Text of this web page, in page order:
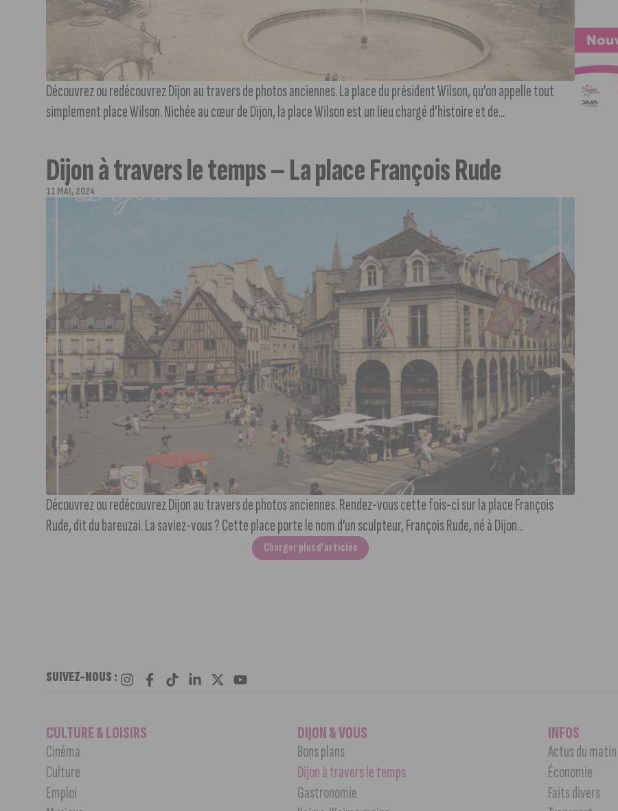
Découvrez ou redécouvrez Dijon au travers de photos anciennes. La place du président Wilson, qu’on appelle tout
simplement place Wilson. Nichée au cœur de Dijon, la place Wilson est un lieu chargé d’histoire et de...
Dijon à travers le temps – La place François Rude
11 MAI, 2024
Découvrez ou redécouvrez Dijon au travers de photos anciennes. Rendez-vous cette fois-ci sur la place François
Rude, dit du bareuzai. La saviez-vous ? Cette place porte le nom d’un sculpteur, François Rude, né à Dijon...
Charger plus d’articles
SUIVEZ-NOUS :
CULTURE & LOISIRS
Cinéma
Culture
Emploi
DIJON & VOUS
Bons plans
Dijon à travers le temps
Gastronomie
INFOS
Actus du matin
Économie
Faits divers